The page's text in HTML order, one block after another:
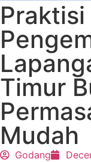
Timur
Mudah
Godang